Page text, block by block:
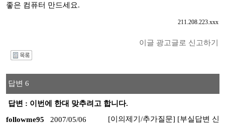
좋은 컴퓨터 만드세요.
211.208.223.xxx
이글 광고글로 신고하기
답변 6
답변 : 이번에 한대 맞추려고 합니다.
followme95
2007/05/06
[이의제기/추가질문] [부실답변 신